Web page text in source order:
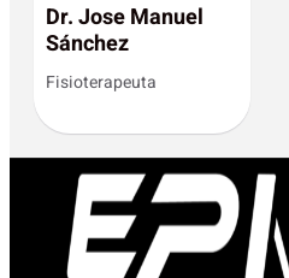
Dr. Jose Manuel
Sánchez
Fisioterapeuta